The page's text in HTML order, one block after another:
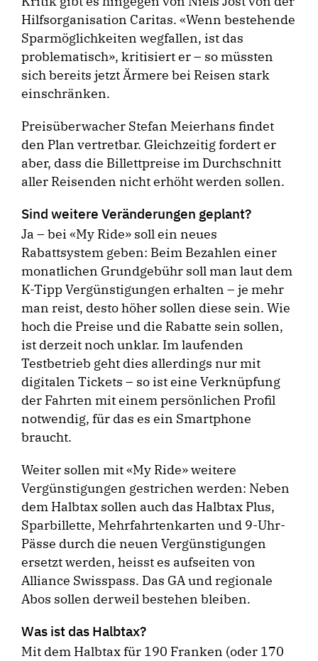
Hilfsorganisation Caritas. «Wenn bestehende
Sparmöglichkeiten wegfallen, ist das
problematisch», kritisiert er – so müssten
sich bereits jetzt Ärmere bei Reisen stark
einschränken.
Preisüberwacher Stefan Meierhans findet
den Plan vertretbar. Gleichzeitig fordert er
aber, dass die Billettpreise im Durchschnitt
aller Reisenden nicht erhöht werden sollen.
Sind weitere Veränderungen geplant?
Ja – bei «My Ride» soll ein neues
Rabattsystem geben: Beim Bezahlen einer
monatlichen Grundgebühr soll man laut dem
K-Tipp Vergünstigungen erhalten – je mehr
man reist, desto höher sollen diese sein. Wie
hoch die Preise und die Rabatte sein sollen,
ist derzeit noch unklar. Im laufenden
Testbetrieb geht dies allerdings nur mit
digitalen Tickets – so ist eine Verknüpfung
der Fahrten mit einem persönlichen Profil
notwendig, für das es ein Smartphone
braucht.
Weiter sollen mit «My Ride» weitere
Vergünstigungen gestrichen werden: Neben
dem Halbtax sollen auch das Halbtax Plus,
Sparbillette, Mehrfahrtenkarten und 9-Uhr-
Pässe durch die neuen Vergünstigungen
ersetzt werden, heisst es aufseiten von
Alliance Swisspass. Das GA und regionale
Abos sollen derweil bestehen bleiben.
Was ist das Halbtax?
Mit dem Halbtax für 190 Franken (oder 170